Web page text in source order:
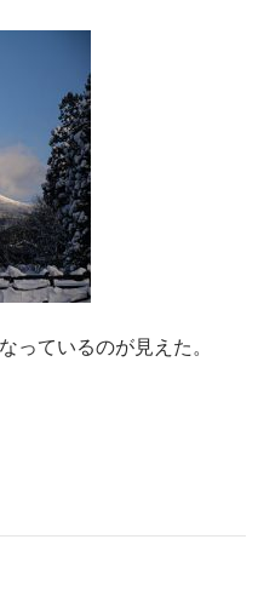
っているのが見えた。